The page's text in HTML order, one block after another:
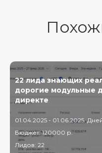
22 лида знающих
дорогие модульные
директе
01.04.2025 - 01.06.2025.
Бюджет: 120000 р.
Лидов: 22